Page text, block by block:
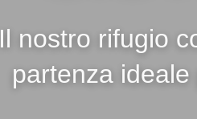
Il nostro rifugio
partenza